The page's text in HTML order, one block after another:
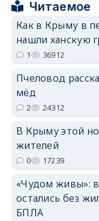
Читаемое
Как в Крыму в
нашли ханскую
1 36912
Пчеловод
мёд
2 24312
В Крыму этой
жителей
0 17239
«Чудом живы»:
остались без
БПЛА